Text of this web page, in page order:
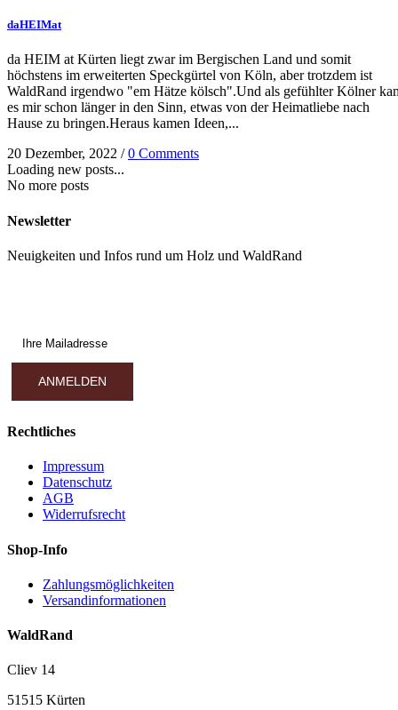
daHEIMat
da HEIM at Kürten liegt zwar im Bergischen Land und somit
höchstens im erweiterten Speckgürtel von Köln, aber trotzdem ist
WaldRand irgendwo "em Hätze kölsch".Und als gefühlter Kölner
es mir schon länger in den Sinn, etwas von der Heimatliebe nach
Hause zu bringen.Heraus kamen Ideen,...
20 Dezember, 2022 /0 Comments
Loading new posts...
No more posts
Newsletter
Neuigkeiten und Infos rund um Holz und WaldRand
Rechtliches
Impressum
Datenschutz
AGB
Widerrufsrecht
Shop-Info
Zahlungsmöglichkeiten
Versandinformationen
WaldRand
Cliev 14
51515 Kürten